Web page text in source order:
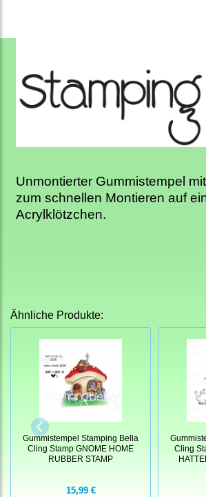
Unmontierter Gummistempel
zum schnellen Montieren auf
Acrylklötzchen.
Ähnliche Produkte:
Gummistempel Stamping Bella
Cling Stamp GNOME HOME
RUBBER STAMP
15,99 €
Cling